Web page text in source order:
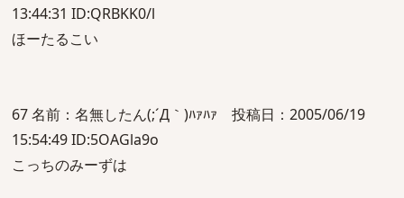
13:44:31 ID:QRBKK0/l
ほーたるこい
67 名前：名無したん(;´Д｀)ﾊｧﾊｧ 投稿日：2005/06/19
15:54:49 ID:5OAGla9o
こっちのみーずは